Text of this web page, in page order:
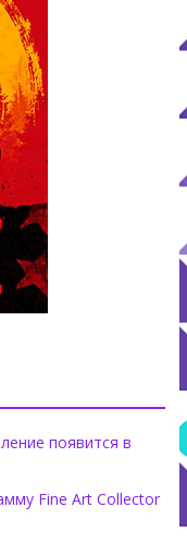
появится в
Fine Art Collector